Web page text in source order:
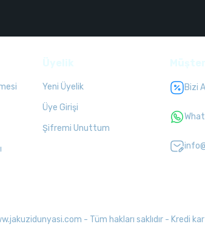
Yeni Üyelik
Üye Girişi
Şifremi Unuttum
Bizi
- Tüm hakları saklıdır - Kredi